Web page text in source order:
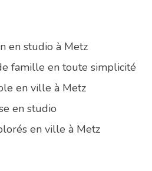
en studio à Metz
famille en toute simplicité
en ville à Metz
en studio
en ville à Metz